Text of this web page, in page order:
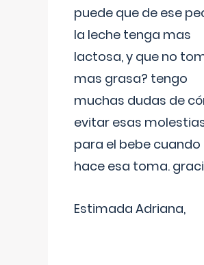
puede que de ese
la leche tenga mas
lactosa, y que no
mas grasa? tengo
muchas dudas de
evitar esas
para el bebe cuando
hace esa toma.
Estimada Adriana,